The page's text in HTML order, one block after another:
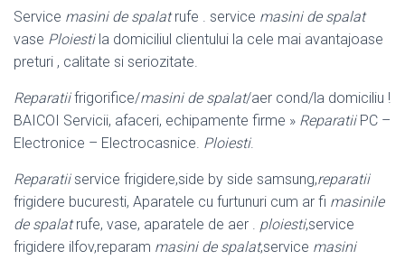
Service masini de spalatrufe . service masini de spalat
vase Ploiestila domiciliul clientului la cele mai avantajoase
preturi , calitate si seriozitate.
Reparatiifrigorifice/masini de spalat/aer cond/la domiciliu !
BAICOI Servicii, afaceri, echipamente firme » ReparatiiPC –
Electronice – Electrocasnice. Ploiesti.
Reparatiiservice frigidere,side by side samsung,reparatii
frigidere bucuresti, Aparatele cu furtunuri cum ar fi masinile
de spalatrufe, vase, aparatele de aer . ploiesti,service
frigidere ilfov,reparam masini de spalat,service masini